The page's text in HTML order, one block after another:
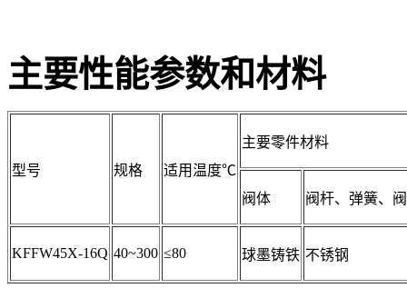
主要性能参数和材料
型号 规格 适用温度℃
主要零件材料
阀体 阀杆、弹簧、
KFFW45X-16Q 40~300 ≤80 球墨铸铁 不锈钢